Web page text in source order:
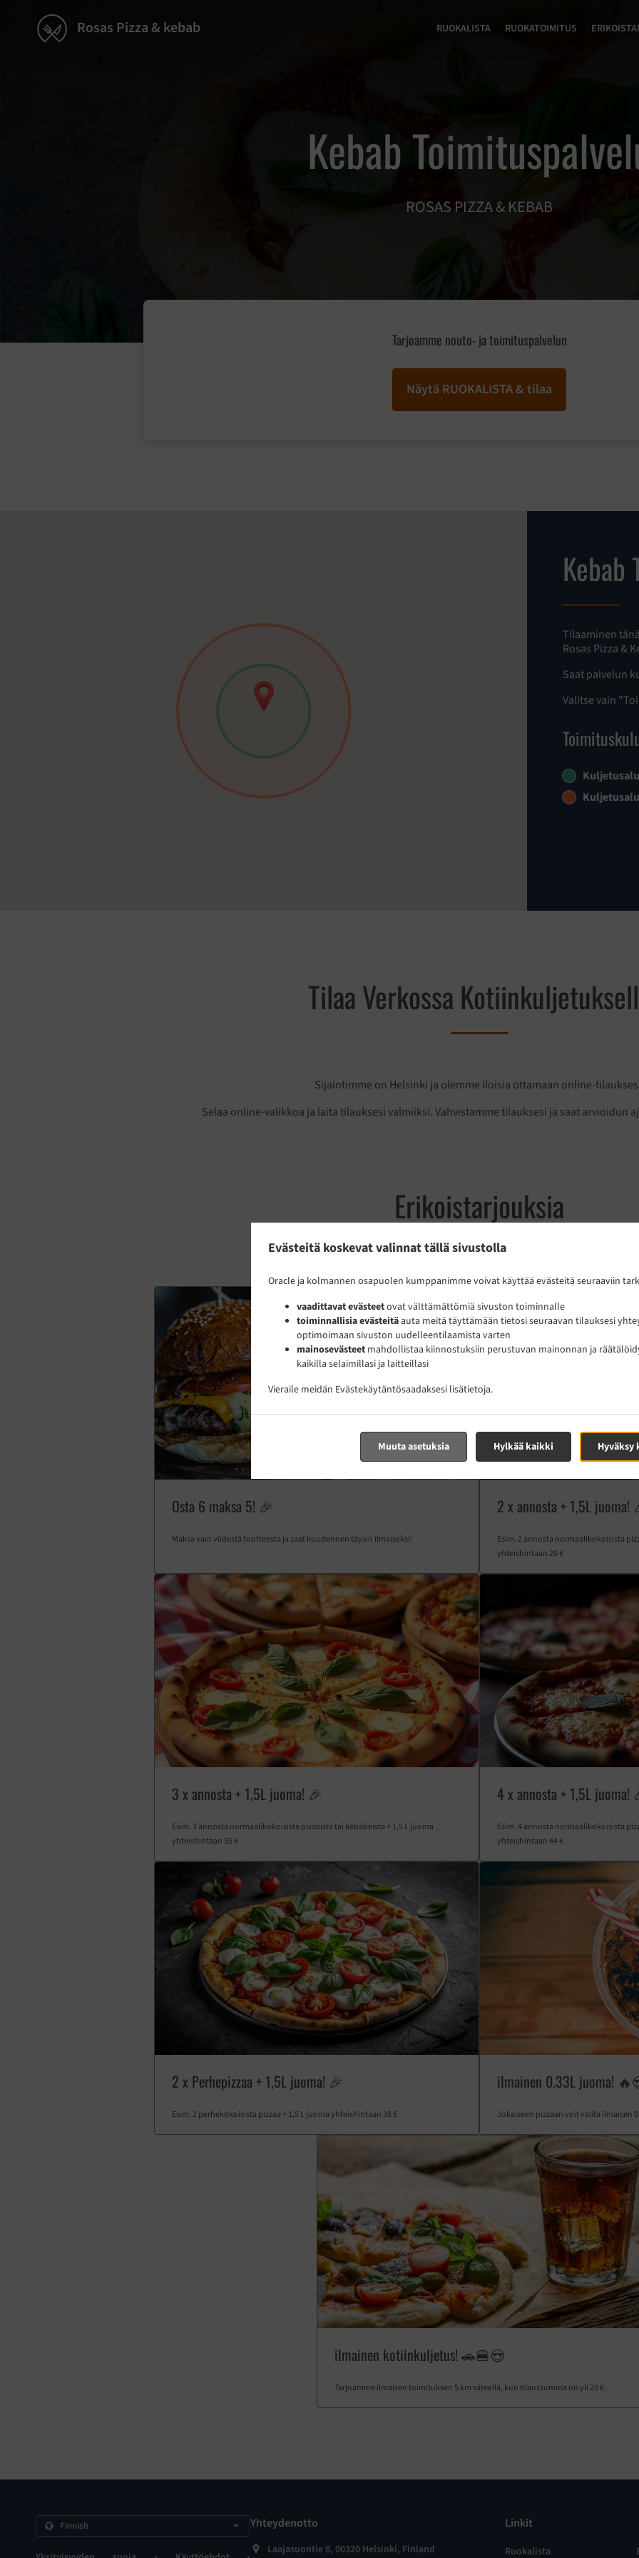
Evästeitä koskevat valinnat tällä sivustolla
Oracle ja kolmannen osapuolen kumppanimme voivat käyttää evästeitä seuraaviin
vaadittavat evästeetovat välttämättömiä sivuston toiminnalle
toiminnallisia evästeitäauta meitä täyttämään tietosi seuraavan tilauksesi
optimoimaan sivuston uudelleentilaamista varten
mainosevästeet mahdollistaa kiinnostuksiin perustuvan mainonnan ja
kaikilla selaimillasi ja laitteillasi
Vieraile meidän Evästekäytäntösaadaksesi lisätietoja.
Hyväksy
Hylkää kaikki
Muuta asetuksia
Rosas Pizza & kebab RUOKALISTA RUOKATOIMITUS
Kebab
ROSAS PIZZA & KEBAB
Tarjoamme nouto- ja toimituspalvelun
Näytä RUOKALISTA & tilaa
Kebab
Tilaaminen
Rosas Pizza &
Saat palvelun
Valitse vain
Tilaa Verkossa
Sijaintimme on Helsinki ja olemme iloisia ottamaan online-
Selaa online-valikkoa ja laita tilauksesi valmiiksi. Vahvistamme tilauksesi ja saat arvioidun
Erikoistarjouksia
Osta 6 maksa 5! 🎉
Maksa vain viidestä tuotteesta ja saat kuudennen täysin ilmaiseksi!
2 x annosta + 1,5L juoma!
Esim. 2 annosta normaalikokoisista
yhteishintaan 26 €
3 x annosta + 1,5L juoma! 🎉
Esim. 3 annosta normaalikokoisista pizzoista tai kebabeista + 1,5 L juoma
yhteishintaan 35 €
4 x annosta + 1,5L juoma!
Esim. 4 annosta normaalikokoisista
yhteishintaan 44 €
2 x Perhepizzaa + 1,5L juoma! 🎉
Esim. 2 perhekokoisista pizzaa + 1,5 L juoma yhteishintaan 38 €
ilmainen 0.33L juoma!
Jokaiseen pizzaan voit valita ilmaisen
ilmainen kotiinkuljetus! 🚗🍔😍
Tarjoamme ilmaisen toimituksen 5 km säteellä, kun tilaussumma on yli 20 €.
. .
Yhteydenotto
Laajasuontie 8, 00320 Helsinki, Finland
Linkit
Ruokalista